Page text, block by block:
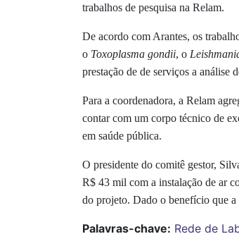
trabalhos de pesquisa na Relam.
De acordo com Arantes, os
o Toxoplasma gondii, o
prestação de de serviços a
Para a coordenadora, a Relam
contar com um corpo técnico de
em saúde pública.
O presidente do comitê gestor,
R$ 43 mil com a instalação de ar
do projeto. Dado o benefício que
Palavras-chave: Rede de